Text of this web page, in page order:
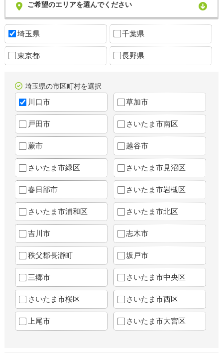
ご希望のエリアを選んでください
埼玉県 千葉県
東京都 長野県
埼玉県の市区町村を選択
川口市 草加市
戸田市 さいたま市南区
蕨市 越谷市
さいたま市緑区 さいたま市見沼区
春日部市 さいたま市岩槻区
さいたま市浦和区 さいたま市北区
吉川市 志木市
秩父郡長瀞町 坂戸市
三郷市 さいたま市中央区
さいたま市桜区 さいたま市西区
上尾市 さいたま市大宮区